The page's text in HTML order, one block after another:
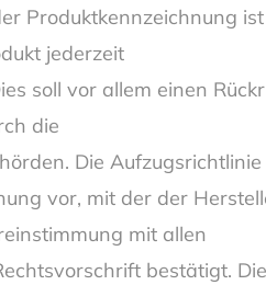
Produktkennzeichnung ist
jederzeit
soll vor allem einen
die
Die Aufzugsrichtlinie
vor, mit der der
mit allen
bestätigt. Die